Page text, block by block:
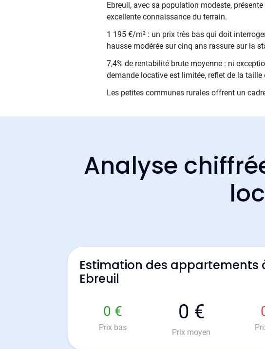
Ebreuil, avec sa population modeste,
excellente connaissance du terrain.
1 195 €/m² : un prix très bas qui doit
hausse modérée sur cinq ans rassure sur la
7,4% de rentabilité brute moyenne : ni
demande locative est limitée, reflet de la
Les petites communes rurales offrent un
Analyse
Estimation des appartements
Ebreuil
0 €
Prix bas
0 €
Prix moyen